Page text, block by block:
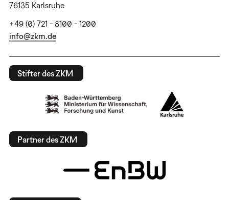
76135 Karlsruhe
+49 (0) 721 - 8100 - 1200
info@zkm.de
Stifter des ZKM
Partner des ZKM